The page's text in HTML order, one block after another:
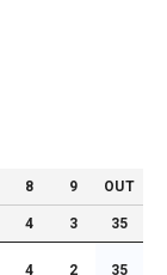
8 9 OUT
4 3 35
4 2 35